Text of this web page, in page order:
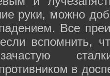
руки, можно
Все
вспомнить,
в